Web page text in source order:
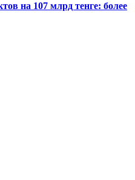
на 107 млрд тенге: более